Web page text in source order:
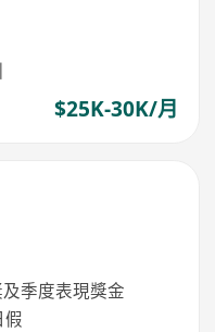
$25K-30K/月
季度表現獎金
假